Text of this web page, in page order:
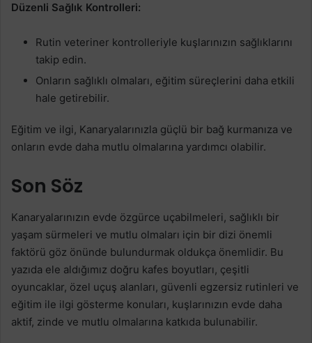
Düzenli Sağlık Kontrolleri:
Rutin veteriner kontrolleriyle kuşlarınızın sağlıklarını
takip edin.
Onların sağlıklı olmaları, eğitim süreçlerini daha etkili
hale getirebilir.
Eğitim ve ilgi, Kanaryalarınızla güçlü bir bağ kurmanıza ve
onların evde daha mutlu olmalarına yardımcı olabilir.
Son Söz
Kanaryalarınızın evde özgürce uçabilmeleri, sağlıklı bir
yaşam sürmeleri ve mutlu olmaları için bir dizi önemli
faktörü göz önünde bulundurmak oldukça önemlidir. Bu
yazıda ele aldığımız doğru kafes boyutları, çeşitli
oyuncaklar, özel uçuş alanları, güvenli egzersiz rutinleri ve
eğitim ile ilgi gösterme konuları, kuşlarınızın evde daha
aktif, zinde ve mutlu olmalarına katkıda bulunabilir.